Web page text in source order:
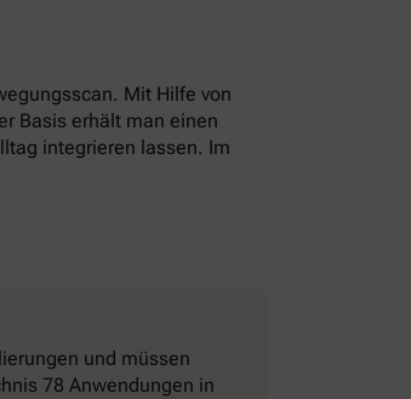
Mit Hilfe von
Basis erhält man einen
integrieren lassen. Im
und müssen
78 Anwendungen in